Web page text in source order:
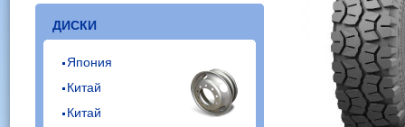
ДИСКИ
Япония
Китай
Китай